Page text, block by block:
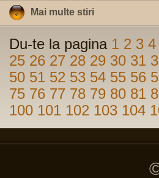
Mai multe stiri
Du-te la pagina 1 2 3 4
25 26 27 28 29 30 31
50 51 52 53 54 55 56
75 76 77 78 79 80 81
100 101 102 103 104